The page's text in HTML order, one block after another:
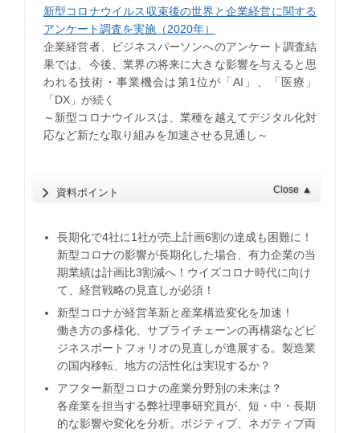
新型コロナウイルス収束後の世界と企業経営に関する
アンケート調査を実施（2020年）
企業経営者、ビジネスパーソンへのアンケート調査結
果では、今後、業界の将来に大きな影響を与えると思
われる技術・事業機会は第1位が「AI」、「医療」
「DX」が続く
～新型コロナウイルスは、業種を越えてデジタル化対
応など新たな取り組みを加速させる見通し～
資料ポイント Close ▲
長期化で4社に1社が売上計画6割の達成も困難に！
新型コロナの影響が長期化した場合、有力企業の当
期業績は計画比3割減へ！ウイズコロナ時代に向け
て、経営戦略の見直しが必須！
新型コロナが経営革新と産業構造変化を加速！
働き方の多様化、サプライチェーンの再構築などビ
ジネスポートフォリオの見直しが進展する。製造業
の国内移転、地方の活性化は実現するか？
アフター新型コロナの産業分野別の未来は？
各産業を担当する弊社理事研究員が、短・中・長期
的な影響や変化を分析。ポジティブ、ネガティブ両